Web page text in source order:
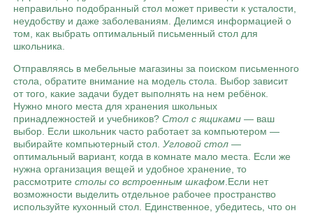
неправильно подобранный стол может привести к усталости,
неудобству и даже заболеваниям. Делимся информацией о
том, как выбрать оптимальный письменный стол для
школьника.
Отправляясь в мебельные магазины за поиском письменного
стола, обратите внимание на модель стола. Выбор зависит
от того, какие задачи будет выполнять на нем ребёнок.
Нужно много места для хранения школьных
принадлежностей и учебников? Стол с ящиками — ваш
выбор. Если школьник часто работает за компьютером —
выбирайте компьютерный стол. Угловой стол —
оптимальный вариант, когда в комнате мало места. Если же
нужна организация вещей и удобное хранение, то
рассмотрите столы со встроенным шкафом .Если нет
возможности выделить отдельное рабочее пространство
используйте кухонный стол. Единственное, убедитесь, что он